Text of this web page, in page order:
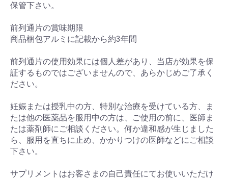
保管下さい。
前列通片の賞味期限
商品梱包アルミに記載から約3年間
前列通片の使用効果には個人差があり、当店が効果を保
証するものではございませんので、あらかじめご了承く
ださい。
妊娠または授乳中の方、特別な治療を受けている方、ま
たは他の医薬品を服用中の方は、ご使用の前に、医師ま
たは薬剤師にご相談ください。何か違和感が生じました
ら、服用を直ちに止め、かかりつけの医師などにご相談
下さい。
サプリメントはお客さまの自己責任にてお使いいただけ